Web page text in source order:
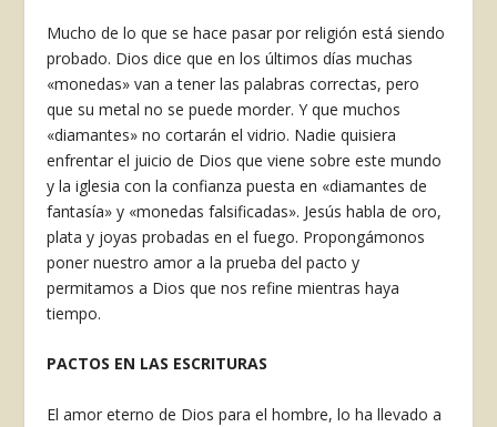
Mucho de lo que se hace pasar por religión está siendo
probado. Dios dice que en los últimos días muchas
«mo­nedas» van a tener las palabras correc­tas, pero
que su metal no se puede morder. Y que muchos
«diamantes» no cortarán el vidrio. Nadie quisiera
enfrentar el juicio de Dios que viene sobre este mundo
y la iglesia con la confianza puesta en «diamantes de
fantasía» y «monedas falsificadas». Jesús habla de oro,
plata y joyas pro­badas en el fuego. Propongámonos
po­ner nuestro amor a la prueba del pacto y
permitamos a Dios que nos refine mientras haya
tiempo.
PACTOS EN LAS ESCRITURAS
El amor eterno de Dios para el hombre, lo ha llevado a